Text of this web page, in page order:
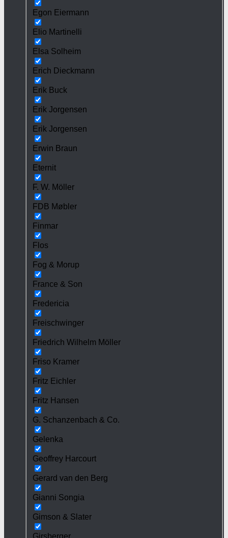
Egon Eiermann
Elio Martinelli
Elsa Solheim
Erich Dieckmann
Erik Buck
Erik Jorgensen
Erik Jorgensen
Erwin Braun
Eternit
F. W. Möller
FDB Møbler
Finmar
Flos
Fog & Morup
France & Son
Fredericia
Freischwinger
Friedrich Wilhelm Möller
Friso Kramer
Fritz Eichler
Fritz Hansen
G. Schanzenbach & Co.
Gelenka
Geoffrey Harcourt
Gerard van den Berg
Gianni Songia
Gimson & Slater
Girsberger